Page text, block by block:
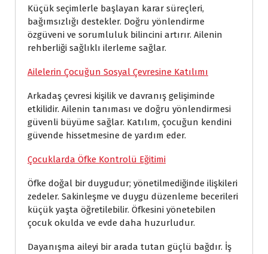
Küçük seçimlerle başlayan karar süreçleri,
bağımsızlığı destekler. Doğru yönlendirme
özgüveni ve sorumluluk bilincini artırır. Ailenin
rehberliği sağlıklı ilerleme sağlar.
Ailelerin Çocuğun Sosyal Çevresine Katılımı
Arkadaş çevresi kişilik ve davranış gelişiminde
etkilidir. Ailenin tanıması ve doğru yönlendirmesi
güvenli büyüme sağlar. Katılım, çocuğun kendini
güvende hissetmesine de yardım eder.
Çocuklarda Öfke Kontrolü Eğitimi
Öfke doğal bir duygudur; yönetilmediğinde ilişkileri
zedeler. Sakinleşme ve duygu düzenleme becerileri
küçük yaşta öğretilebilir. Öfkesini yönetebilen
çocuk okulda ve evde daha huzurludur.
Dayanışma aileyi bir arada tutan güçlü bağdır. İş